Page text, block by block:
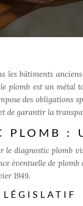
les bâtiments
plomb est un métal
des obligations
de garantir la
PLOMB :
le diagnostic plomb
éventuelle de
1949.